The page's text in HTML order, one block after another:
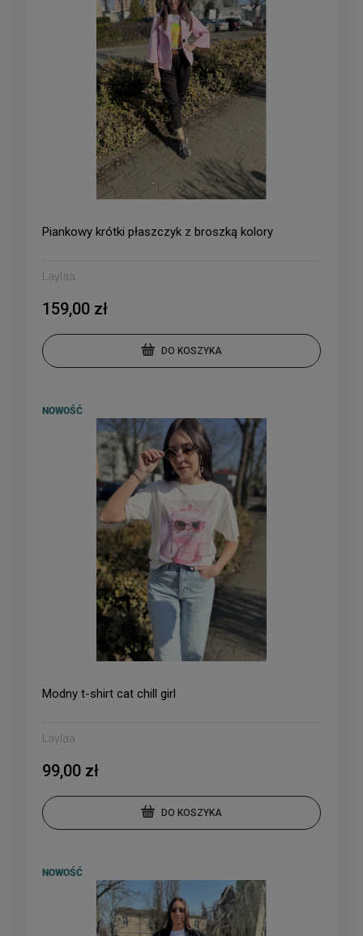
Piankowy krótki płaszczyk z broszką kolory
Laylaa
159,00 zł
DO KOSZYKA
Modny t-shirt cat chill girl
Laylaa
99,00 zł
DO KOSZYKA
NOWOŚĆ
NOWOŚĆ